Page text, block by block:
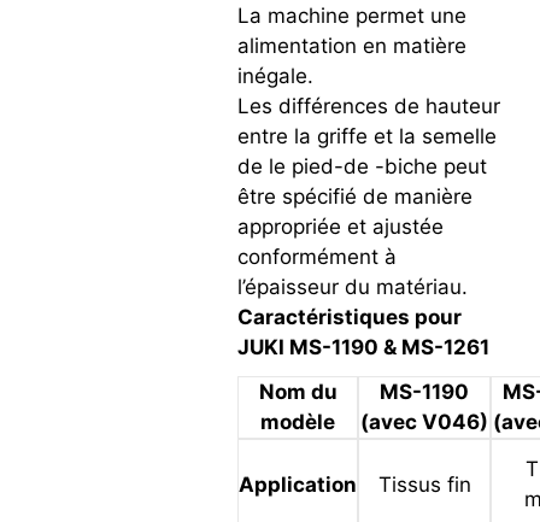
La machine permet une
alimentation en matière
inégale.
Les différences de hauteur
entre la griffe et la semelle
de le pied-de -biche peut
être spécifié de manière
appropriée et ajustée
conformément à
l’épaisseur du matériau.
Caractéristiques pour
JUKI MS-1190 & MS-1261
Nom du
modèle
MS-1190
(avec V046)
Application Tissus fin